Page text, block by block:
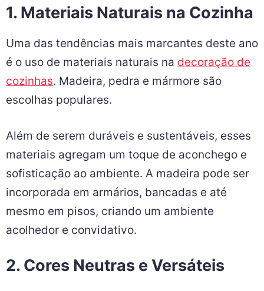
1. Materiais Naturais na Cozinha
Uma das tendências mais marcantes deste ano
é o uso de materiais naturais na decoração de
cozinhas. Madeira, pedra e mármore são
escolhas populares.
Além de serem duráveis e sustentáveis, esses
materiais agregam um toque de aconchego e
sofisticação ao ambiente. A madeira pode ser
incorporada em armários, bancadas e até
mesmo em pisos, criando um ambiente
acolhedor e convidativo.
2. Cores Neutras e Versáteis